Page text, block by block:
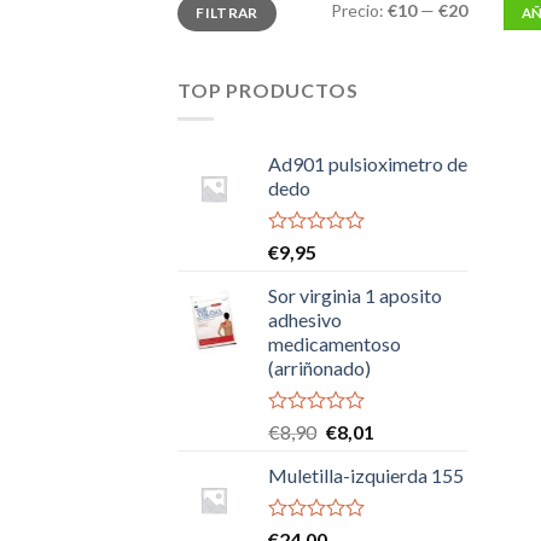
mínimo
máximo
FILTRAR Precio: €10— €20
TOP PRODUCTOS
Ad901 pulsioximetro de
dedo
Valorado
con
0
de
5
€9,95
Sor virginia 1 aposito
adhesivo
medicamentoso
(arriñonado)
Valorado
con
0
de
5
€8,90 El
original
era:
€8,90.
€8,01
actual
Muletilla-izquierda 155
Valorado